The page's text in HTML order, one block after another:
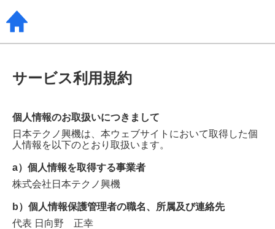
サービス利用規約
個人情報のお取扱いにつきまして
日本テクノ興機は、本ウェブサイトにおいて取得した個
人情報を以下のとおり取扱います。
a）個人情報を取得する事業者
株式会社日本テクノ興機
b）個人情報保護管理者の職名、所属及び連絡先
代表 日向野 正幸